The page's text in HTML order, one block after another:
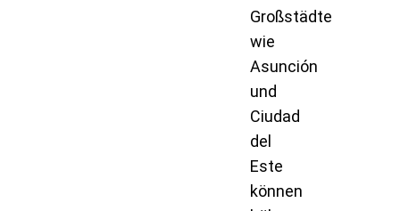
Großstädte
wie
Asunción
und
Ciudad
del
Este
können